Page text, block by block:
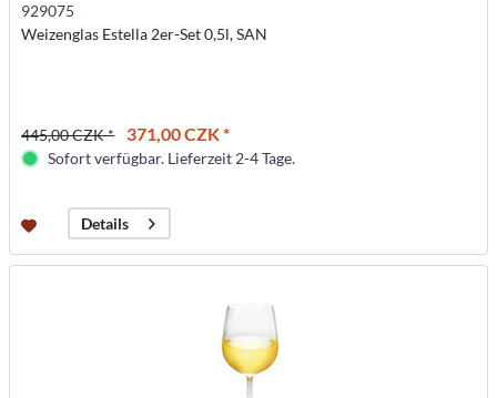
929075
Weizenglas Estella 2er-Set 0,5l, SAN
445,00 CZK * 371,00 CZK *
Sofort verfügbar. Lieferzeit 2-4 Tage.
Details